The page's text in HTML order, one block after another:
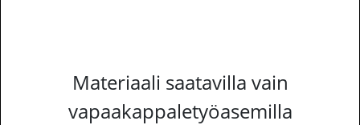
Materiaali saatavilla vain
vapaakappaletyöasemilla